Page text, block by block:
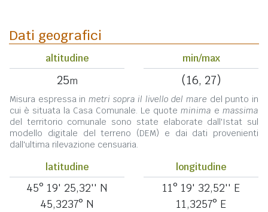
Dati geografici
altitudine
25m
min/max
(16, 27)
Misura espressa in metri sopra il livello del mare del punto in
cui è situata la Casa Comunale. Le quote minima e massima
del territorio comunale sono state elaborate dall'Istat sul
modello digitale del terreno (DEM) e dai dati provenienti
dall'ultima rilevazione censuaria.
latitudine
45° 19' 25,32'' N
45,3237° N
longitudine
11° 19' 32,52'' E
11,3257° E